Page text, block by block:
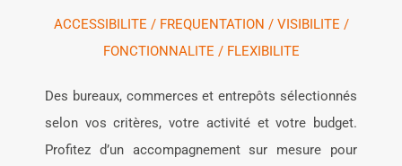
ACCESSIBILITE / FREQUENTATION / VISIBILITE /
FONCTIONNALITE / FLEXIBILITE
Des bureaux, commerces et entrepôts sélectionnés
selon vos critères, votre activité et votre budget.
Profitez d’un accompagnement sur mesure pour